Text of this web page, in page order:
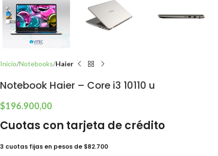
Inicio Notebooks Haier
Notebook Haier – Core i3 10110 u
$196.900,00
Cuotas con tarjeta de crédito
3 cuotas fijas en pesos de $82.700